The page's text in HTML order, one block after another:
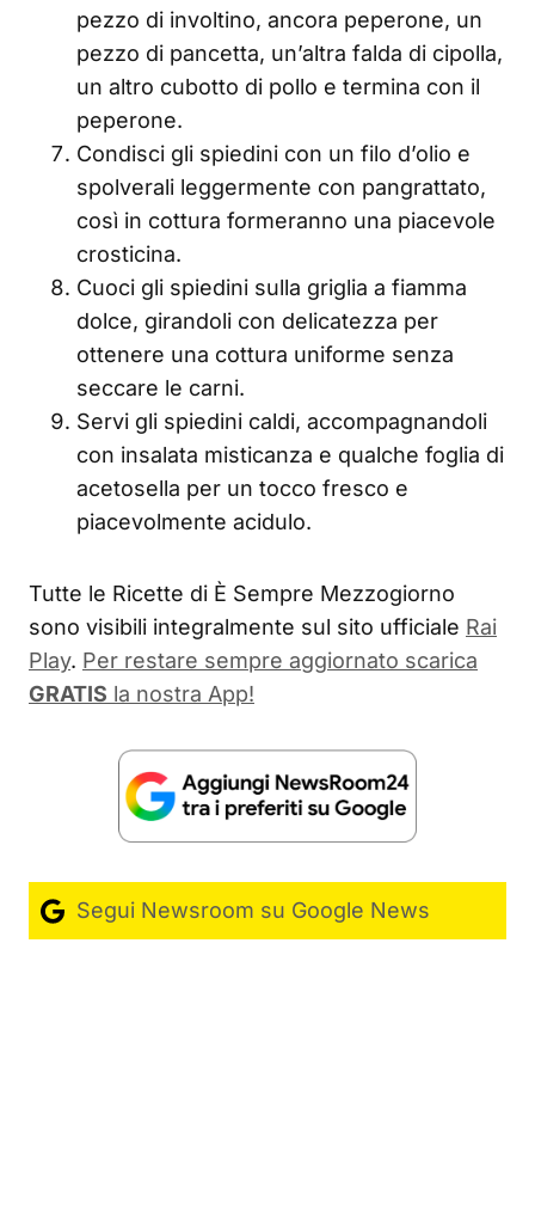
pezzo di involtino, ancora peperone, un
pezzo di pancetta, un’altra falda di cipolla,
un altro cubotto di pollo e termina con il
peperone.
Condisci gli spiedini con un filo d’olio e
spolverali leggermente con pangrattato,
così in cottura formeranno una piacevole
crosticina.
Cuoci gli spiedini sulla griglia a fiamma
dolce, girandoli con delicatezza per
ottenere una cottura uniforme senza
seccare le carni.
Servi gli spiedini caldi, accompagnandoli
con insalata misticanza e qualche foglia di
acetosella per un tocco fresco e
piacevolmente acidulo.
Tutte le Ricette di È Sempre Mezzogiorno
sono visibili integralmente sul sito ufficiale Rai
Play. Per restare sempre aggiornato scarica
GRATIS la nostra App!
Segui Newsroom su Google News